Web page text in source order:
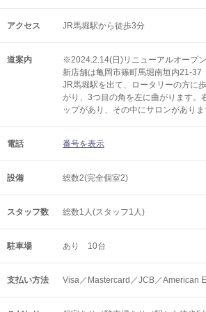
アクセス JR馬堀駅から徒歩3分
道案内
※2024.2.14(日)リニューアルオープン
新店舗は亀岡市篠町馬堀南垣内21-
JR馬堀駅を出て、ロータリーの方に
がり、3つ目の角を左に曲がります。
ップがあり、その中にサロンがありま
電話 番号を表示
設備 総数2(完全個室2)
スタッフ数 総数1人(スタッフ1人)
駐車場 あり 10台
支払い方法 Visa／Mastercard／JCB／